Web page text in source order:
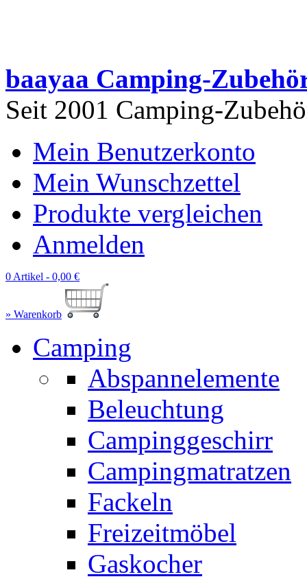
baayaa Camping-
Seit 2001 Camping-
Mein Benutzerkonto
Mein Wunschzettel
Produkte vergleichen
Anmelden
0 Artikel - 0,00 €
» Warenkorb
Camping
Abspannelemente
Beleuchtung
Campinggeschirr
Campingmatratzen
Fackeln
Freizeitmöbel
Gaskocher